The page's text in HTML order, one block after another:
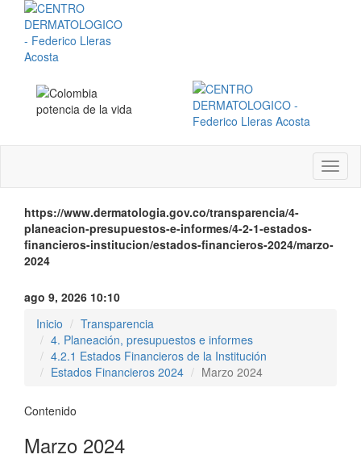
Menú
https://www.dermatologia.gov.co/transparencia/4-
planeacion-presupuestos-e-informes/4-2-1-estados-
financieros-institucion/estados-financieros-2024/marzo-
2024
ago 9, 2026 10:10
Inicio
Transparencia
4. Planeación, presupuestos e informes
4.2.1 Estados Financieros de la Institución
Estados Financieros 2024
Marzo 2024
Contenido
Marzo 2024